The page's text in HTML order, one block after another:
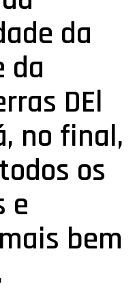
da
da
DEl
no final,
os
e
bem